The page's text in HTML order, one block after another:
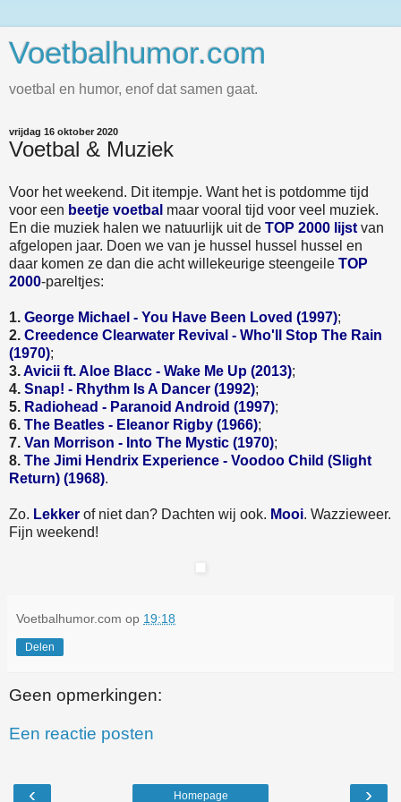
Voetbalhumor.com
voetbal en humor, enof dat samen gaat.
vrijdag 16 oktober 2020
Voetbal & Muziek
Voor het weekend. Dit itempje. Want het is potdomme tijd
voor een beetje voetbal maar vooral tijd voor veel muziek.
En die muziek halen we natuurlijk uit de TOP 2000 lijst van
afgelopen jaar. Doen we van je hussel hussel hussel en
daar komen ze dan die acht willekeurige steengeile TOP
2000-pareltjes:
1. George Michael - You Have Been Loved (1997);
2. Creedence Clearwater Revival - Who'll Stop The Rain
(1970);
3.Avicii ft. Aloe Blacc - Wake Me Up (2013);
4. Snap! - Rhythm Is A Dancer (1992);
5. Radiohead - Paranoid Android (1997);
6. The Beatles - Eleanor Rigby (1966);
7. Van Morrison - Into The Mystic (1970);
8. The Jimi Hendrix Experience - Voodoo Child (Slight
Return) (1968).
Zo. Lekker of niet dan? Dachten wij ook. Mooi. Wazzieweer.
Fijn weekend!
Voetbalhumor.com op 19:18
Delen
Geen opmerkingen:
Een reactie posten
‹ ›
Homepage